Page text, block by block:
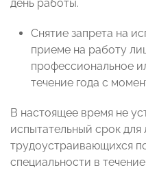
день работы.
Снятие запрета на
приеме на работу
профессиональное
течение года с
В настоящее время не
испытательный срок для
трудоустраивающихся
специальности в